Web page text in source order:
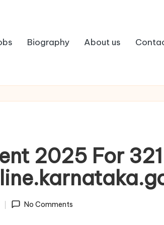
Biography About us
2025 For
No Comments